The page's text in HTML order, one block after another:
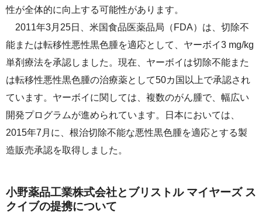
性が全体的に向上する可能性があります。
2011年3月25日、米国食品医薬品局（FDA）は、切除不
能または転移性悪性黒色腫を適応として、ヤーボイ3 mg/kg
単剤療法を承認しました。現在、ヤーボイは切除不能また
は転移性悪性黒色腫の治療薬として50カ国以上で承認され
ています。ヤーボイに関しては、複数のがん腫で、幅広い
開発プログラムが進められています。日本においては、
2015年7月に、根治切除不能な悪性黒色腫を適応とする製
造販売承認を取得しました。
小野薬品工業株式会社とブリストル マイヤーズ ス
クイブの提携について